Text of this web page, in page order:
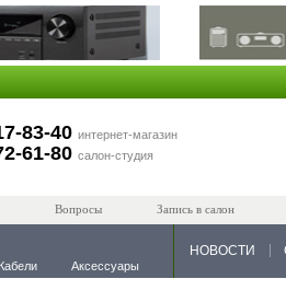
83-40 интернет-магазин
61-80 салон-студия
Вопросы Запись в салон
Кабели Аксессуары
НОВОСТИ